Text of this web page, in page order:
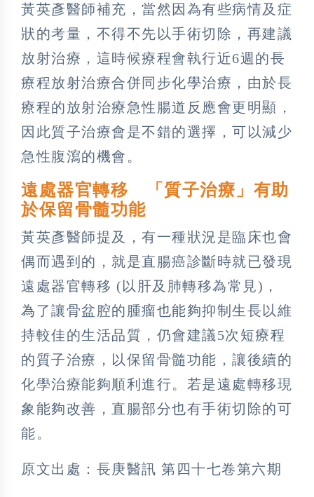
黃英彥醫師補充，當然因為有些病情及症
狀的考量，不得不先以手術切除，再建議
放射治療，這時候療程會執行近6週的長
療程放射治療合併同步化學治療，由於長
療程的放射治療急性腸道反應會更明顯，
因此質子治療會是不錯的選擇，可以減少
急性腹瀉的機會。
遠處器官轉移 「質子治療」有助
於保留骨髓功能
黃英彥醫師提及，有一種狀況是臨床也會
偶而遇到的，就是直腸癌診斷時就已發現
遠處器官轉移 (以肝及肺轉移為常見)，
為了讓骨盆腔的腫瘤也能夠抑制生長以維
持較佳的生活品質，仍會建議5次短療程
的質子治療，以保留骨髓功能，讓後續的
化學治療能夠順利進行。若是遠處轉移現
象能夠改善，直腸部分也有手術切除的可
能。
原文出處：長庚醫訊 第四十七卷第六期